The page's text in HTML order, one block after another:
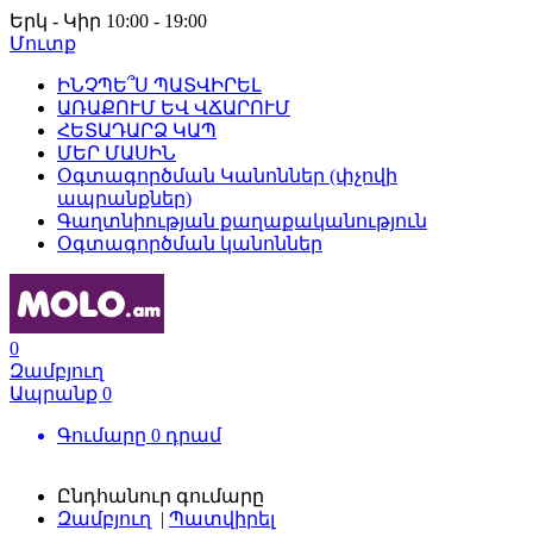
Երկ - Կիր 10:00 - 19:00
Մուտք
ԻՆՉՊԵ՞Ս ՊԱՏՎԻՐԵԼ
ԱՌԱՔՈՒՄ ԵՎ ՎՃԱՐՈՒՄ
ՀԵՏԱԴԱՐՁ ԿԱՊ
ՄԵՐ ՄԱՍԻՆ
Օգտագործման Կանոններ (փչովի
ապրանքներ)
Գաղտնիության քաղաքականություն
Օգտագործման կանոններ
0
Զամբյուղ
Ապրանք 0
Գումարը 0 դրամ
Ընդհանուր գումարը
Զամբյուղ | Պատվիրել